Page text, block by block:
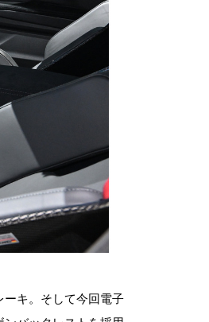
ーキ。そして今回電子